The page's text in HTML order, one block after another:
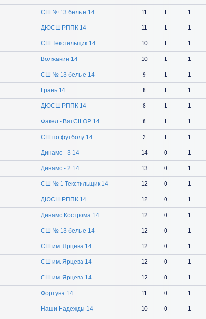
СШ № 13 белые 14 11 1 1
ДЮСШ РППК 14 11 1 1
СШ Текстильщик 14 10 1 1
Волжанин 14 10 1 1
СШ № 13 белые 14 9 1 1
Грань 14 8 1 1
ДЮСШ РППК 14 8 1 1
Факел - ВятСШОР 14 8 1 1
СШ по футболу 14 2 1 1
Динамо - 3 14 14 0 1
Динамо - 2 14 13 0 1
СШ № 1 Текстильщик 14 12 0 1
ДЮСШ РППК 14 12 0 1
Динамо Кострома 14 12 0 1
СШ № 13 белые 14 12 0 1
СШ им. Ярцева 14 12 0 1
СШ им. Ярцева 14 12 0 1
СШ им. Ярцева 14 12 0 1
Фортуна 14 11 0 1
Наши Надежды 14 10 0 1